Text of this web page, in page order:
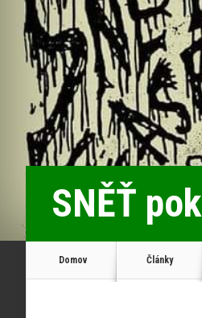
SNĚŤ
Domov Články